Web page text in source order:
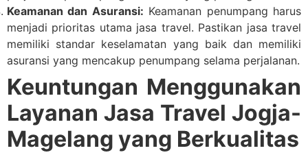
Keamanan dan Asuransi: Keamanan penumpang harus
menjadi prioritas utama jasa travel. Pastikan jasa travel
memiliki standar keselamatan yang baik dan memiliki
asuransi yang mencakup penumpang selama perjalanan.
Keuntungan Menggunakan
Layanan Jasa Travel Jogja-
Magelang yang Berkualitas